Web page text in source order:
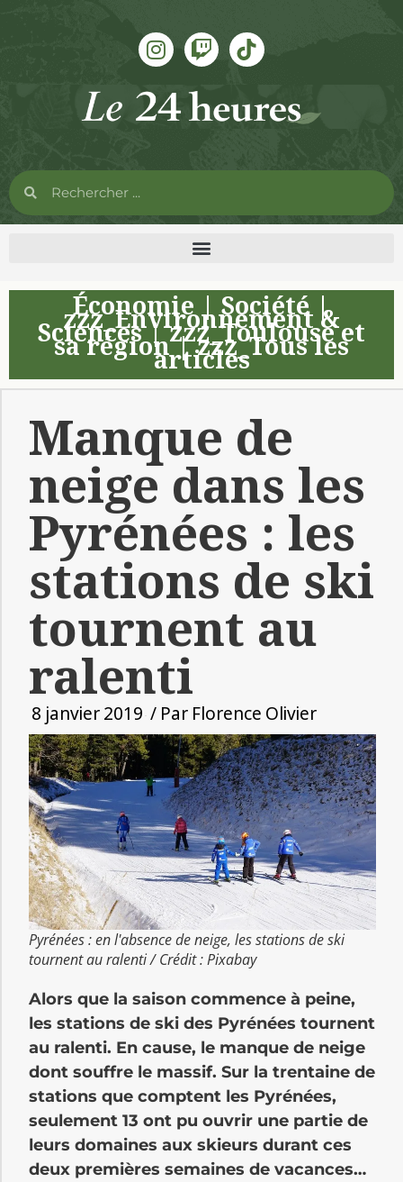
Économie|Société|
zzz_Environnement &
Sciences|zzz_Toulouse et
sa région|zzz_Tous les
articles
Manque de
neige dans les
Pyrénées : les
stations de ski
tournent au
ralenti
8 janvier 2019 / Par Florence Olivier
Pyrénées : en l'absence de neige, les stations de ski
tournent au ralenti / Crédit : Pixabay
Alors que la saison commence à peine,
les stations de ski des Pyrénées tournent
au ralenti. En cause, le manque de neige
dont souffre le massif. Sur la trentaine de
stations que comptent les Pyrénées,
seulement 13 ont pu ouvrir une partie de
leurs domaines aux skieurs durant ces
deux premières semaines de vacances…